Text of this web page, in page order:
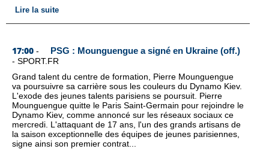
Lire la suite
17:00 - PSG : Mounguengue a signé en Ukraine (off.)
- SPORT.FR
Grand talent du centre de formation, Pierre Mounguengue
va poursuivre sa carrière sous les couleurs du Dynamo Kiev.
L'exode des jeunes talents parisiens se poursuit. Pierre
Mounguengue quitte le Paris Saint-Germain pour rejoindre le
Dynamo Kiev, comme annoncé sur les réseaux sociaux ce
mercredi. L'attaquant de 17 ans, l'un des grands artisans de
la saison exceptionnelle des équipes de jeunes parisiennes,
signe ainsi son premier contrat...